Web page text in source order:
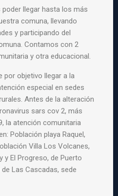
poder llegar hasta los más
comuna, llevando
y participando del
Contamos con 2
y otra educacional.
por objetivo llegar a la
especial en sedes
Antes de la alteración
sars cov 2, más
la atención comunitaria
Población playa Raquel,
Villa Los Volcanes,
y El Progreso, de Puerto
Las Cascadas, sede